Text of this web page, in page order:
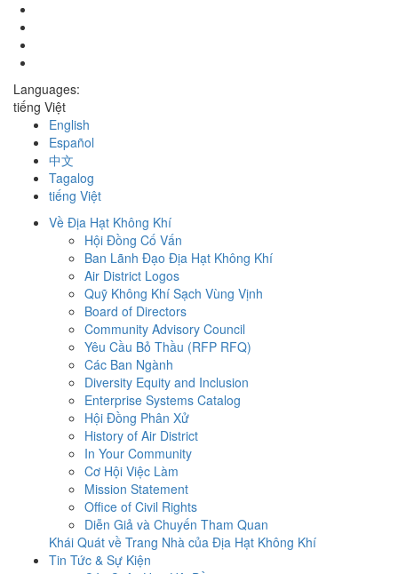
Languages:
tiếng Việt
English
Español
中文
Tagalog
tiếng Việt
Về Địa Hạt Không Khí
Hội Đồng Cố Vấn
Ban Lãnh Đạo Địa Hạt Không Khí
Air District Logos
Quỹ Không Khí Sạch Vùng Vịnh
Board of Directors
Community Advisory Council
Yêu Cầu Bỏ Thầu (RFP RFQ)
Các Ban Ngành
Diversity Equity and Inclusion
Enterprise Systems Catalog
Hội Đồng Phân Xử
History of Air District
In Your Community
Cơ Hội Việc Làm
Mission Statement
Office of Civil Rights
Diễn Giả và Chuyến Tham Quan
Khái Quát về Trang Nhà của Địa Hạt Không Khí
Tin Tức & Sự Kiện